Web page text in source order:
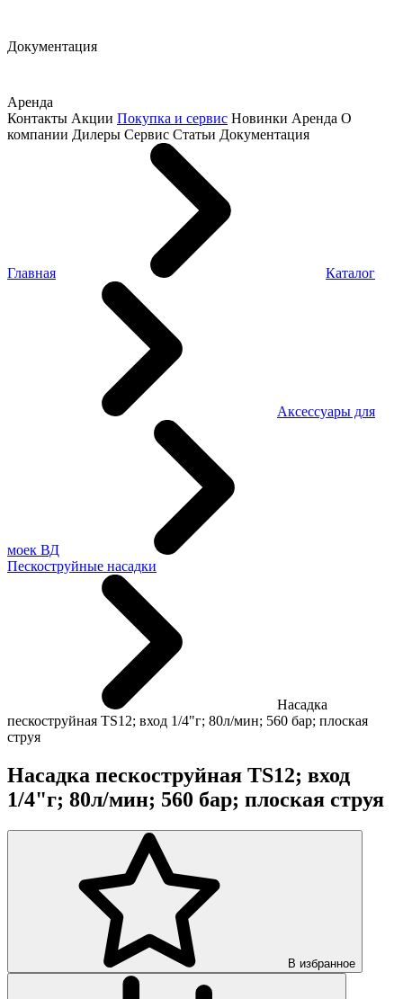
Документация
Аренда
Контакты Акции Покупка и сервис Новинки Аренда О
компании Дилеры Сервис Статьи Документация
Главная Каталог
Аксессуары для
моек ВД
Пескоструйные насадки
Насадка
пескоструйная TS12; вход 1/4"г; 80л/мин; 560 бар; плоская
струя
Насадка пескоструйная TS12; вход
1/4"г; 80л/мин; 560 бар; плоская струя
В избранное